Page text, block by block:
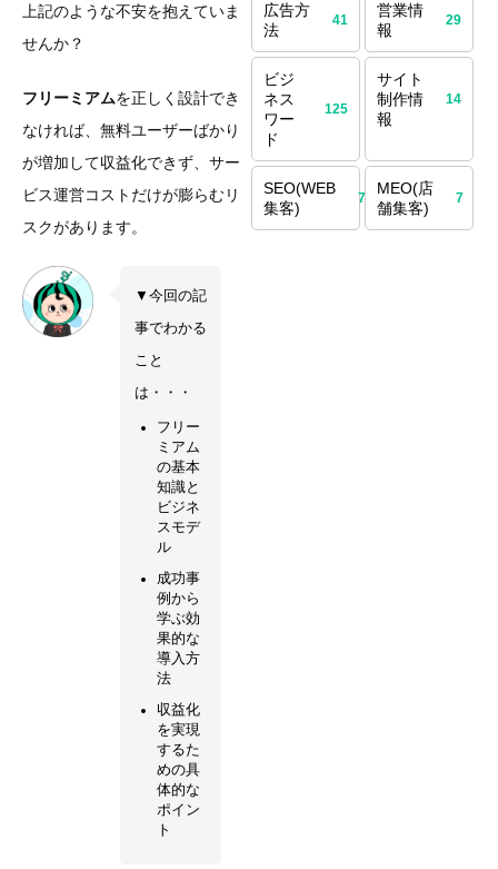
上記のような不安を抱えていま
せんか？
フリーミアムを正しく設計でき
なければ、無料ユーザーばかり
が増加して収益化できず、サー
ビス運営コストだけが膨らむリ
スクがあります。
▼今回の記
事でわかる
こと
は・・・
フリー
ミアム
の基本
知識と
ビジネ
スモデ
ル
成功事
例から
学ぶ効
果的な
導入方
法
収益化
を実現
するた
めの具
体的な
ポイン
ト
広告方
法
41
営業情
報
29
ビジ
ネス
ワー
ド
125
サイト
制作情
報
14
SEO(WEB
集客)
70
MEO(店
舗集客)
7